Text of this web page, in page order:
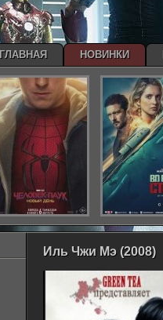
Иль Чжи Мэ (2008)
ГЛАВНАЯ НОВИНКИ